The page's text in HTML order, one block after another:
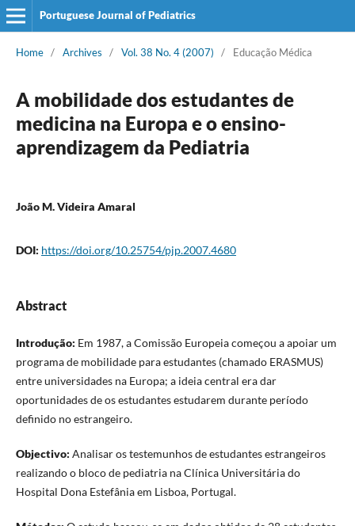
Portuguese Journal of Pediatrics
Home / Archives / Vol. 38 No. 4 (2007) / Educação Médica
A mobilidade dos estudantes de
medicina na Europa e o ensino-
aprendizagem da Pediatria
João M. Videira Amaral
DOI: https://doi.org/10.25754/pjp.2007.4680
Abstract
Introdução: Em 1987, a Comissão Europeia começou a apoiar um
programa de mobilidade para estudantes (chamado ERASMUS)
entre universidades na Europa; a ideia central era dar
oportunidades de os estudantes estudarem durante período
definido no estrangeiro.
Objectivo: Analisar os testemunhos de estudantes estrangeiros
realizando o bloco de pediatria na Clínica Universitária do
Hospital Dona Estefânia em Lisboa, Portugal.